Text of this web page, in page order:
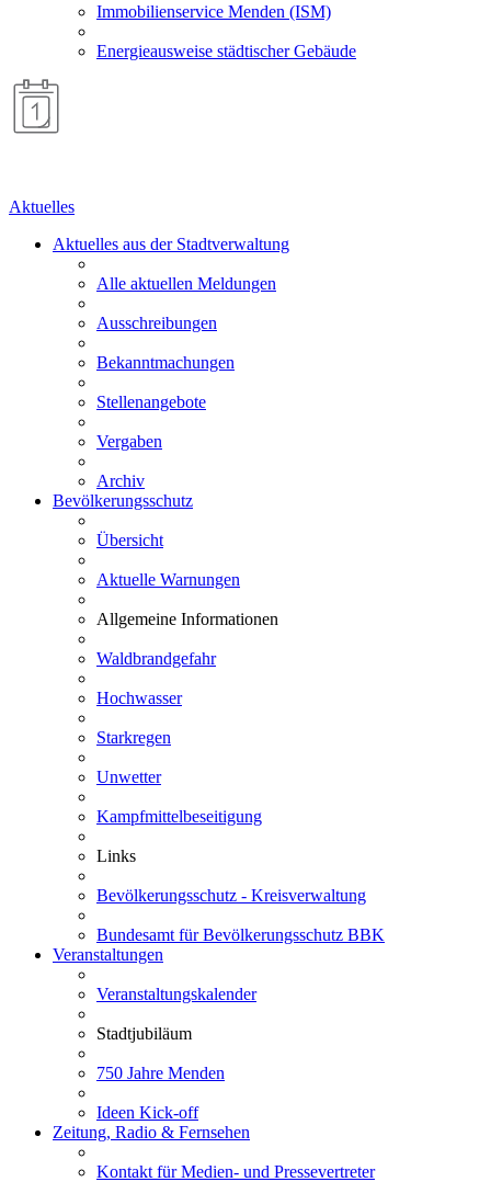
Immobilienservice Menden (ISM)
Energieausweise städtischer Gebäude
Aktuelles
Aktuelles aus der Stadtverwaltung
Alle aktuellen Meldungen
Ausschreibungen
Bekanntmachungen
Stellenangebote
Vergaben
Archiv
Bevölkerungsschutz
Übersicht
Aktuelle Warnungen
Allgemeine Informationen
Waldbrandgefahr
Hochwasser
Starkregen
Unwetter
Kampfmittelbeseitigung
Links
Bevölkerungsschutz - Kreisverwaltung
Bundesamt für Bevölkerungsschutz BBK
Veranstaltungen
Veranstaltungskalender
Stadtjubiläum
750 Jahre Menden
Ideen Kick-off
Zeitung, Radio & Fernsehen
Kontakt für Medien- und Pressevertreter